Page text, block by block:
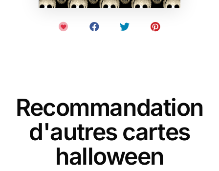
Recommandation
d'autres cartes
halloween